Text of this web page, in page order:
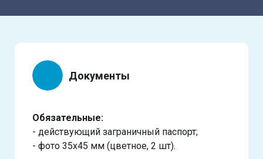
Документы
Обязательные:
- действующий заграничный паспорт;
- фото 35х45 мм (цветное, 2 шт).